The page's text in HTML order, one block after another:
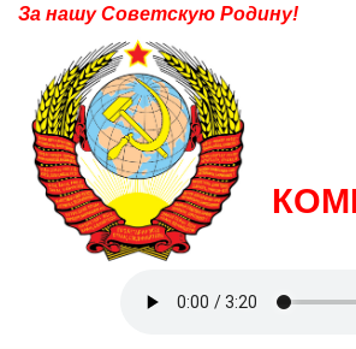
За нашу Советскую Родину!